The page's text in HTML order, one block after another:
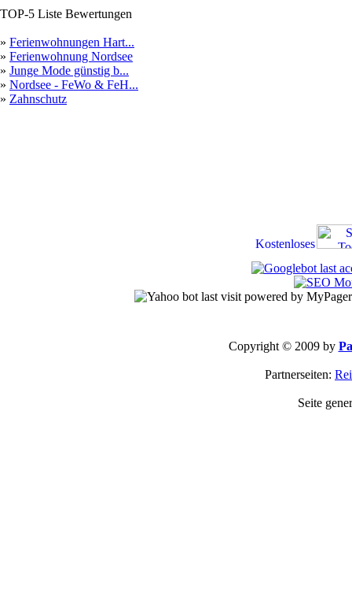
TOP-5 Liste Bewertungen
» Ferienwohnungen Hart...
» Ferienwohnung Nordsee
» Junge Mode günstig b...
» Nordsee - FeWo & FeH...
» Zahnschutz
Copyright © 2009 by
Partnerseiten:
Seite